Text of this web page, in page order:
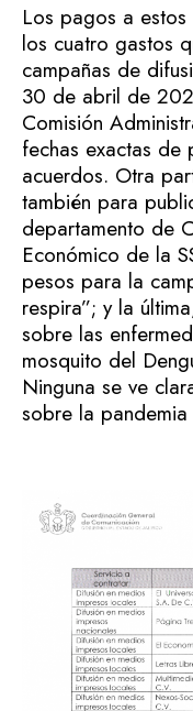
Los pagos a
los cuatro gastos
campañas de
30 de abril de
Comisión
fechas exactas de
acuerdos. Otra
también para
departamento de
Económico de la
pesos para la
respira”; y la
sobre las
mosquito del
Ninguna se ve
sobre la